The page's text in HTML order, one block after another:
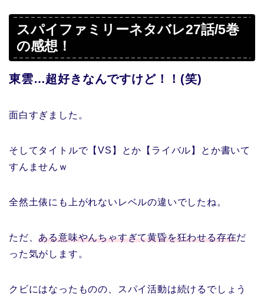
スパイファミリーネタバレ27話/5巻
の感想！
東雲…超好きなんですけど！！(笑)
面白すぎました。
そしてタイトルで【VS】とか【ライバル】とか書いて
すんませんｗ
全然土俵にも上がれないレベルの違いでしたね。
ただ、ある意味やんちゃすぎて黄昏を狂わせる存在だ
った気がします。
クビにはなったものの、スパイ活動は続けるでしょう